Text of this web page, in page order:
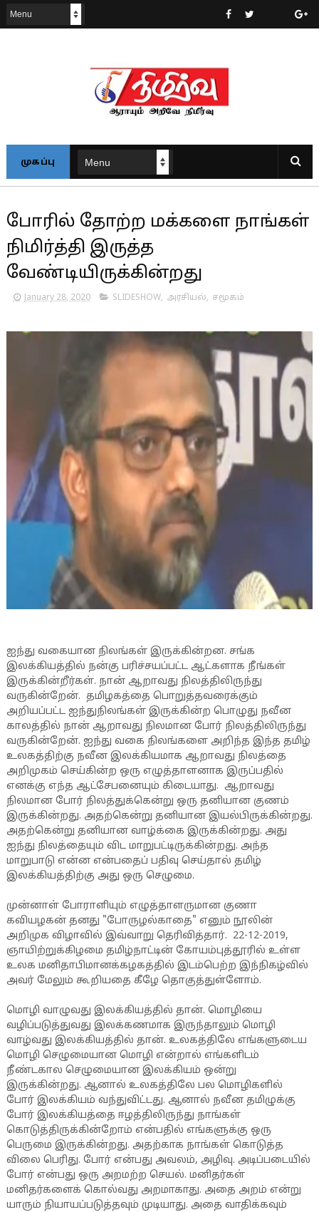
முகப்பு
போரில் தோற்ற மக்களை நாங்கள்
நிமிர்த்தி இருத்த
வேண்டியிருக்கின்றது
January 28, 2020 SLIDESHOW, அரசியல், சமூகம்
ஐந்து வகையான நிலங்கள் இருக்கின்றன. சங்க
இலக்கியத்தில் நன்கு பரிச்சயப்பட்ட ஆட்களாக நீங்கள்
இருக்கின்றீர்கள். நான் ஆறாவது நிலத்திலிருந்து
வருகின்றேன். தமிழகத்தை பொறுத்தவரைக்கும்
அறியப்பட்ட ஐந்துநிலங்கள் இருக்கின்ற பொழுது நவீன
காலத்தில் நான் ஆறாவது நிலமான போர் நிலத்திலிருந்து
வருகின்றேன். ஐந்து வகை நிலங்களை அறிந்த இந்த தமிழ்
உலகத்திற்கு நவீன இலக்கியமாக ஆறாவது நிலத்தை
அறிமுகம் செய்கின்ற ஒரு எழுத்தாளனாக இருப்பதில்
எனக்கு எந்த ஆட்சேபனையும் கிடையாது. ஆறாவது
நிலமான போர் நிலத்துக்கென்று ஒரு தனியான குணம்
இருக்கின்றது. அதற்கென்று தனியான இயல்பிருக்கின்றது.
அதற்கென்று தனியான வாழ்க்கை இருக்கின்றது. அது
ஐந்து நிலத்தையும் விட மாறுபட்டிருக்கின்றது. அந்த
மாறுபாடு என்ன என்பதைப் பதிவு செய்தால் தமிழ்
இலக்கியத்திற்கு அது ஒரு செழுமை.
முன்னாள் போராளியும் எழுத்தாளருமான குணா
கவியழகன் தனது "போருழல்காதை" எனும் நூலின்
அறிமுக விழாவில் இவ்வாறு தெரிவித்தார். 22-12-2019,
ஞாயிற்றுக்கிழமை தமிழ்நாட்டின் கோயம்புத்தூரில் உள்ள
உலக மனிதாபிமானக்கழகத்தில் இடம்பெற்ற இந்நிகழ்வில்
அவர் மேலும் கூறியதை கீழே தொகுத்துள்ளோம்.
மொழி வாழுவது இலக்கியத்தில் தான். மொழியை
வழிப்படுத்துவது இலக்கணமாக இருந்தாலும் மொழி
வாழ்வது இலக்கியத்தில் தான். உலகத்திலே எங்களுடைய
மொழி செழுமையான மொழி என்றால் எங்களிடம்
நீண்டகால செழுமையான இலக்கியம் ஒன்று
இருக்கின்றது. ஆனால் உலகத்திலே பல மொழிகளில்
போர் இலக்கியம் வந்துவிட்டது. ஆனால் நவீன தமிழுக்கு
போர் இலக்கியத்தை ஈழத்திலிருந்து நாங்கள்
கொடுத்திருக்கின்றோம் என்பதில் எங்களுக்கு ஒரு
பெருமை இருக்கின்றது. அதற்காக நாங்கள் கொடுத்த
விலை பெரிது. போர் என்பது அவலம், அழிவு. அடிப்படையில்
போர் என்பது ஒரு அறமற்ற செயல். மனிதர்கள்
மனிதர்களைக் கொல்வது அறமாகாது. அதை அறம் என்று
யாரும் நியாயப்படுத்தவும் முடியாது. அதை வாதிக்கவும்